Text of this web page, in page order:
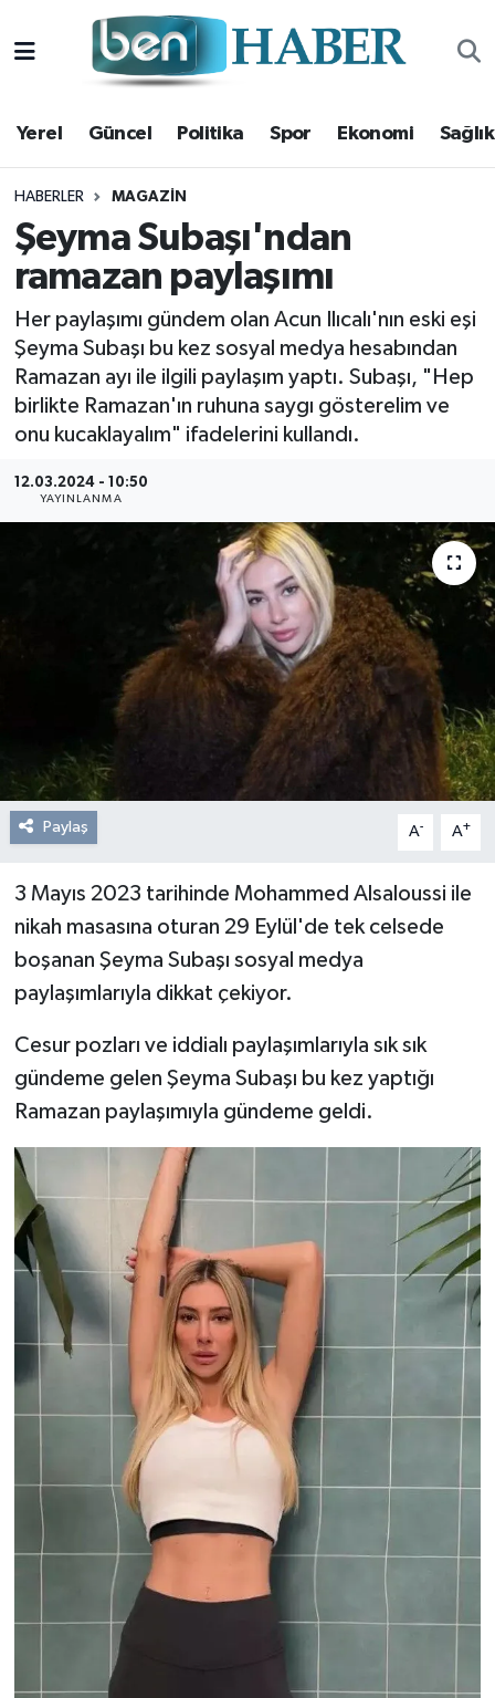
Yerel Güncel Politika Spor Ekonomi Sağlık
HABERLER MAGAZIN
Şeyma Subaşı'ndan
ramazan paylaşımı
Her paylaşımı gündem olan Acun Ilıcalı'nın eski eşi
Şeyma Subaşı bu kez sosyal medya hesabından
Ramazan ayı ile ilgili paylaşım yaptı. Subaşı, "Hep
birlikte Ramazan'ın ruhuna saygı gösterelim ve
onu kucaklayalım" ifadelerini kullandı.
12.03.2024 - 10:50
YAYINLANMA
Paylaş A- A+
3 Mayıs 2023 tarihinde Mohammed Alsaloussi ile
nikah masasına oturan 29 Eylül'de tek celsede
boşanan Şeyma Subaşı sosyal medya
paylaşımlarıyla dikkat çekiyor.
Cesur pozları ve iddialı paylaşımlarıyla sık sık
gündeme gelen Şeyma Subaşı bu kez yaptığı
Ramazan paylaşımıyla gündeme geldi.
Yerel
Güncel
Politika
Spor
Ekonomi
Magazin
Kültür Sanat
Resmi Reklam
Hava Durumu
Trafik Durumu
Süper Lig Puan Durumu ve Fikstür
Tüm Manşetler
Son Dakika Haberleri
Haber Arşivi